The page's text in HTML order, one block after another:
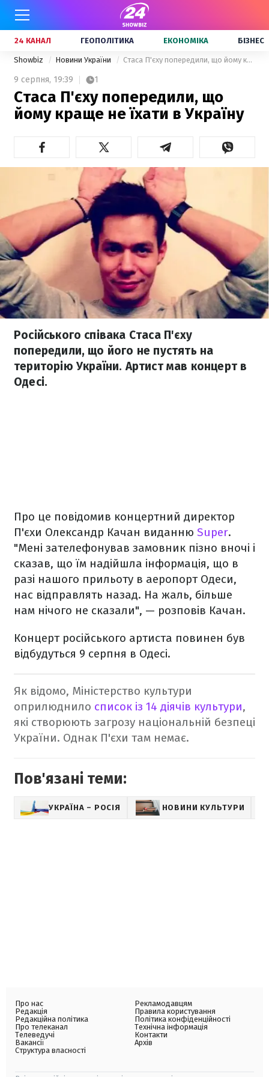
24 КАНАЛ ГЕОПОЛІТИКА ЕКОНОМІКА БІЗНЕС
Showbiz Новини України Стаса П'єху попередили, що йому краще не їхати в Україну
9 серпня, 19:39 1
Стаса П'єху попередили, що
йому краще не їхати в Україну
Російського співака Стаса П'єху
попередили, що його не пустять на
територію України. Артист мав концерт в
Одесі.
Про це повідомив концертний директор
П'єхи Олександр Качан виданню Super.
"Мені зателефонував замовник пізно вночі і
сказав, що їм надійшла інформація, що в
разі нашого прильоту в аеропорт Одеси,
нас відправлять назад. На жаль, більше
нам нічого не сказали", — розповів Качан.
Концерт російського артиста повинен був
відбудуться 9 серпня в Одесі.
Як відомо, Міністерство культури
оприлюднило список із 14 діячів культури,
які створюють загрозу національній безпеці
України. Однак П'єхи там немає.
Пов'язані теми:
УКРАЇНА – РОСІЯ НОВИНИ КУЛЬТУРИ
Про нас
Редакція
Редакційна політика
Про телеканал
Телеведучі
Вакансії
Структура власності
Рекламодавцям
Правила користування
Політика конфіденційності
Технічна інформація
Контакти
Архів